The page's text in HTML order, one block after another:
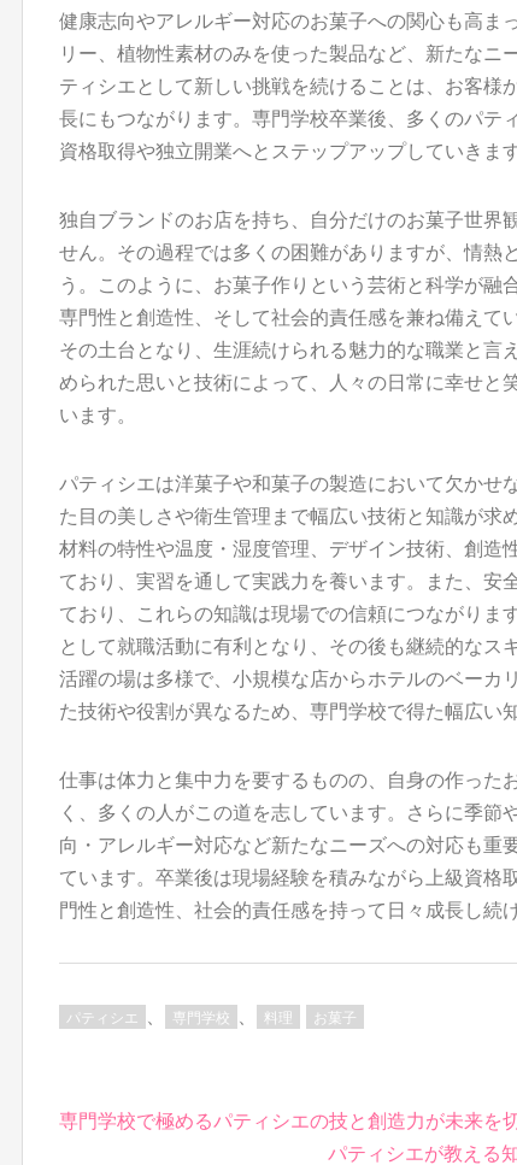
健康志向やアレルギー対応のお菓子への関心も高ま
リー、植物性素材のみを使った製品など、新たなニ
ティシエとして新しい挑戦を続けることは、お客様
長にもつながります。専門学校卒業後、多くのパテ
資格取得や独立開業へとステップアップしていきます
独自ブランドのお店を持ち、自分だけのお菓子世界
せん。その過程では多くの困難がありますが、情熱
う。このように、お菓子作りという芸術と科学が融
専門性と創造性、そして社会的責任感を兼ね備えて
その土台となり、生涯続けられる魅力的な職業と言
められた思いと技術によって、人々の日常に幸せと
います。
パティシエは洋菓子や和菓子の製造において欠かせ
た目の美しさや衛生管理まで幅広い技術と知識が求
材料の特性や温度・湿度管理、デザイン技術、創造
ており、実習を通して実践力を養います。また、安
ており、これらの知識は現場での信頼につながりま
として就職活動に有利となり、その後も継続的なス
活躍の場は多様で、小規模な店からホテルのベーカ
た技術や役割が異なるため、専門学校で得た幅広い
仕事は体力と集中力を要するものの、自身の作った
く、多くの人がこの道を志しています。さらに季節
向・アレルギー対応など新たなニーズへの対応も重
ています。卒業後は現場経験を積みながら上級資格
門性と創造性、社会的責任感を持って日々成長し続
パティシエ 専門学校 料理 お菓子
投
専門学校で極めるパティシエの技と創造力が未来を
パティシエが教える